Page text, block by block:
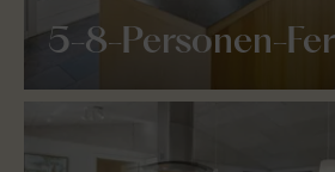
5-8-Personen-